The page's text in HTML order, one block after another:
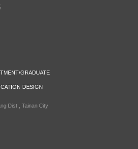
GRADUATE
DESIGN
Dist., Tainan City